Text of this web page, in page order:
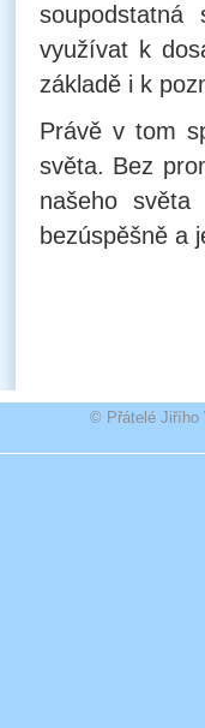
využívat k
základě i k
Právě v tom
světa. Bez
našeho
bezúspěšně a
© Přátelé